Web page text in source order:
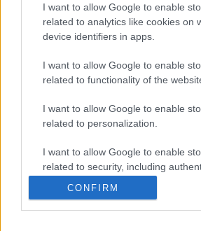
I want to allow Google to enable
related to analytics like cookies on
device identifiers in apps.
I want to allow Google to enable
related to functionality of the
I want to allow Google to enable
related to personalization.
I want to allow Google to enable
related to security, including
CONFIRM
Amire többmillióan
másodfokúra
Életmentés
KIEMELT
Megérkezett az eső